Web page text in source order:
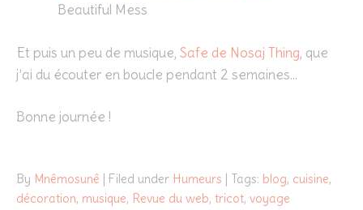
Beautiful Mess
Et puis un peu de musique, Safe de Nosaj Thing, que
j’ai du écouter en boucle pendant 2 semaines…
Bonne journée !
By Mnêmosunê | Filed under Humeurs | Tags: blog, cuisine,
décoration, musique, Revue du web, tricot, voyage